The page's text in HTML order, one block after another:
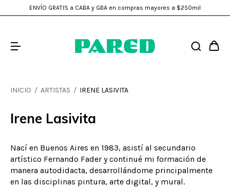
ENVÍO GRATIS a CABA y GBA en compras mayores a $250mil
INICIO / ARTISTAS / IRENE LASIVITA
Irene Lasivita
Nací en Buenos Aires en 1983, asistí al secundario
artístico Fernando Fader y continué mi formación de
manera autodidacta, desarrollándome principalmente
en las disciplinas pintura, arte digital, y mural.